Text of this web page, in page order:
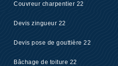
Couvreur charpentier 22
Devis zingueur 22
Devis pose de gouttière 22
Bâchage de toiture 22